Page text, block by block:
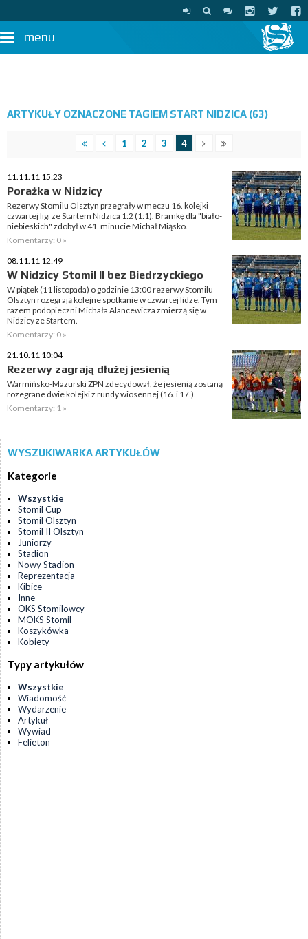
menu
ARTYKUŁY OZNACZONE TAGIEM START NIDZICA (63)
1 2 3 4
11.11.11 15:23
Porażka w Nidzicy
Rezerwy Stomilu Olsztyn przegrały w meczu 16. kolejki
czwartej ligi ze Startem Nidzica 1:2 (1:1). Bramkę dla "biało-
niebieskich" zdobył w 41. minucie Michał Miąsko.
Komentarzy: 0 »
08.11.11 12:49
W Nidzicy Stomil II bez Biedrzyckiego
W piątek (11 listopada) o godzinie 13:00 rezerwy Stomilu
Olsztyn rozegrają kolejne spotkanie w czwartej lidze. Tym
razem podopieczni Michała Alancewicza zmierzą się w
Nidzicy ze Startem.
Komentarzy: 0 »
21.10.11 10:04
Rezerwy zagrają dłużej jesienią
Warmińsko-Mazurski ZPN zdecydował, że jesienią zostaną
rozegrane dwie kolejki z rundy wiosennej (16. i 17.).
Komentarzy: 1 »
WYSZUKIWARKA ARTYKUŁÓW
Kategorie
Wszystkie
Stomil Cup
Stomil Olsztyn
Stomil II Olsztyn
Juniorzy
Stadion
Nowy Stadion
Reprezentacja
Kibice
Inne
OKS Stomilowcy
MOKS Stomil
Koszykówka
Kobiety
Typy artykułów
Wszystkie
Wiadomość
Wydarzenie
Artykuł
Wywiad
Felieton